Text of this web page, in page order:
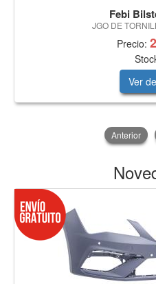
Febi
JGO DE
Precio:
Ver
Anterior